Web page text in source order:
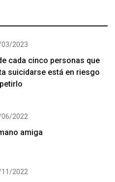
2023
cada cinco personas que
suicidarse está en riesgo
2022
amiga
2022